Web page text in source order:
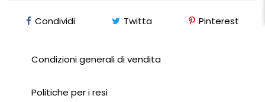
Condividi Twitta Pinterest
Condizioni generali di vendita
Politiche per i resi